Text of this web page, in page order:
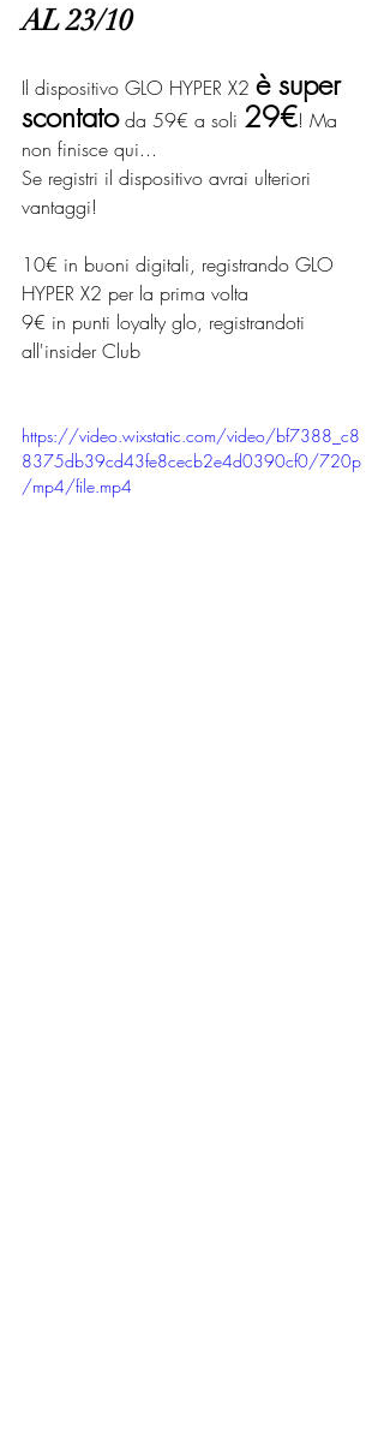
AL 23/10
Il dispositivo GLO HYPER X2 è super
scontato da 59€ a soli 29€! Ma
non finisce qui...
Se registri il dispositivo avrai ulteriori
vantaggi!
10€ in buoni digitali, registrando GLO
HYPER X2 per la prima volta
9€ in punti loyalty glo, registrandoti
all'insider Club
https://video.wixstatic.com/video/bf7388_c8
8375db39cd43fe8cecb2e4d0390cf0/720p
/mp4/file.mp4